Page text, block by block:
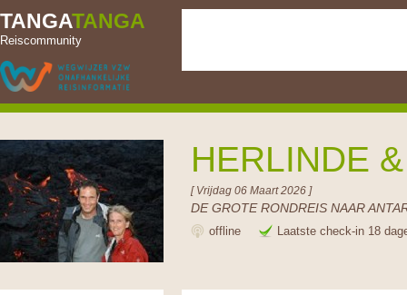
TANGATANGA
Reiscommunity
HERLINDE
[ Vrijdag 06 Maart 2026 ]
DE GROTE RONDREIS NAAR
offline Laatste check-in 18